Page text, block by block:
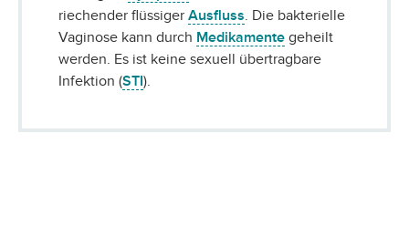
riechender flüssiger Ausfluss. Die bakterielle
Vaginose kann durch Medikamente geheilt
werden. Es ist keine sexuell übertragbare
Infektion (STI ).